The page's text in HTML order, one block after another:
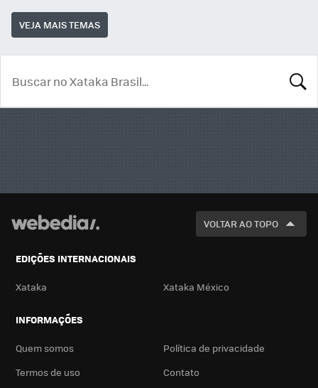
VEJA MAIS TEMAS
VOLTAR AO TOPO
EDIÇÕES INTERNACIONAIS
Xataka Xataka México
INFORMAÇÕES
Quem somos
Política de privacidade
Termos de uso
Contato